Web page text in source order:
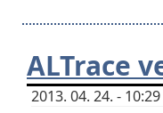
ALTrace
2013. 04. 24. -